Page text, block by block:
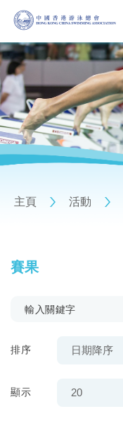
主頁 活動
賽果
排序
顯示